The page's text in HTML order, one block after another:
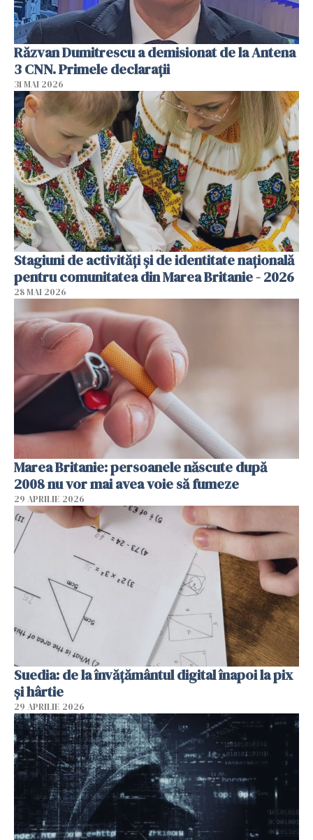
Răzvan Dumitrescu a demisionat de la Antena
3 CNN. Primele declarații
31 MAI 2026
Stagiuni de activități și de identitate națională
pentru comunitatea din Marea Britanie - 2026
28 MAI 2026
Marea Britanie: persoanele născute după
2008 nu vor mai avea voie să fumeze
29 APRILIE 2026
Suedia: de la învățământul digital înapoi la pix
și hârtie
29 APRILIE 2026